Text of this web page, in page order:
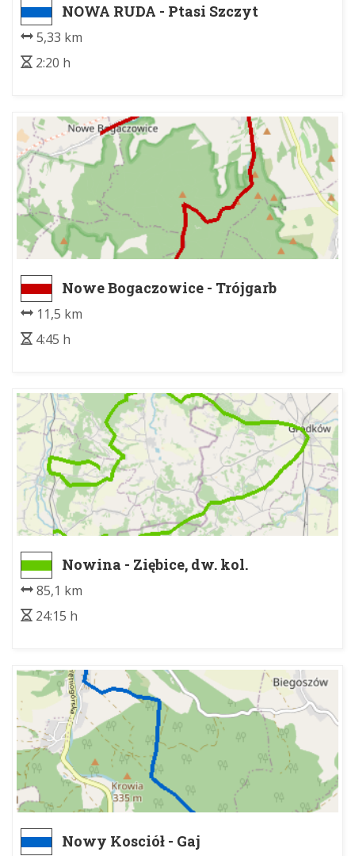
NOWA RUDA - Ptasi Szczyt
5,33 km
2:20 h
Nowe Bogaczowice - Trójgarb
11,5 km
4:45 h
Nowina - Ziębice, dw. kol.
85,1 km
24:15 h
Nowy Kosciół - Gaj